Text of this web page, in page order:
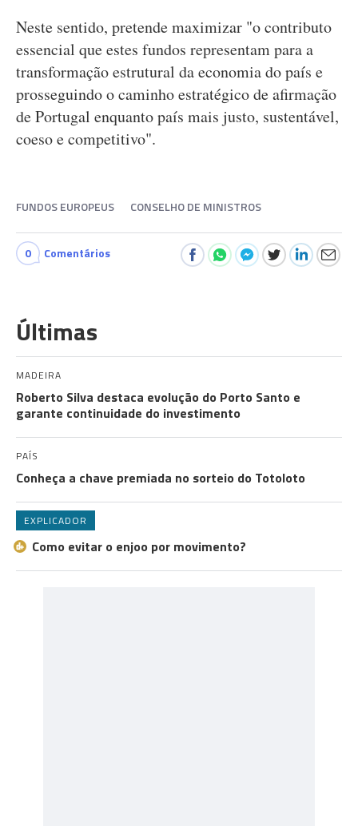
Neste sentido, pretende maximizar "o contributo
essencial que estes fundos representam para a
transformação estrutural da economia do país e
prosseguindo o caminho estratégico de afirmação
de Portugal enquanto país mais justo, sustentável,
coeso e competitivo".
FUNDOS EUROPEUS CONSELHO DE MINISTROS
0 Comentários
Últimas
MADEIRA
Roberto Silva destaca evolução do Porto Santo e
garante continuidade do investimento
PAÍS
Conheça a chave premiada no sorteio do Totoloto
EXPLICADOR
Como evitar o enjoo por movimento?